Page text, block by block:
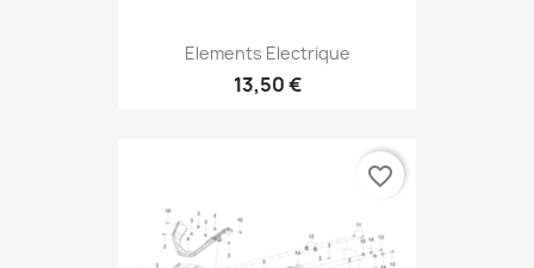
Elements Electrique
13,50 €
favorite_border